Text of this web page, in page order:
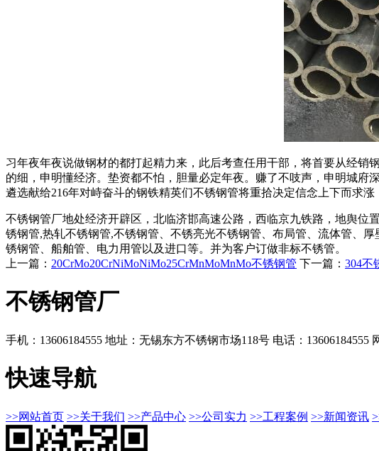
习年夜年夜说做钢材的都打起精力来，此后考查任用干部，将首要从经
的细，申明懂经济。垫资都不怕，胆量必定年夜。赚了不吱声，申明城
遴选献给216年对峙奋斗的钢铁精英们不锈钢管将重拾决定信念上下而求涨
不锈钢管厂地处经济开辟区，北临济邯高速公路，西临京九铁路，地舆位
锈钢管,热轧不锈钢管,不锈钢管、不锈亮光不锈钢管、布局管、流体管、
锈钢管、船舶管、电力用管以及进口等。并为客户订做非标不锈管。
上一篇： 20CrMo20CrNiMoNiMo25CrMnMoMnMo不锈钢管 下一篇： 304不
不锈钢管厂
手机：13606184555 地址：无锡东方不锈钢市场118号 电话：13606184555
快速导航
>>网站首页 >>关于我们 >>产品中心 >>公司实力 >>工程案例 >>新闻资讯